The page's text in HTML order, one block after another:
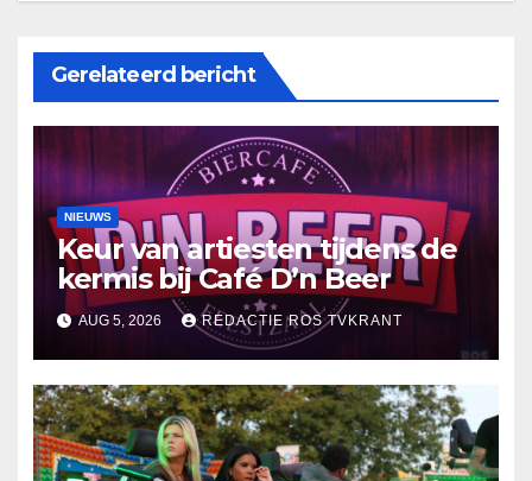
Gerelateerd bericht
NIEUWS
Keur van artiesten tijdens de
kermis bij Café D’n Beer
AUG 5, 2026 REDACTIE ROS TVKRANT